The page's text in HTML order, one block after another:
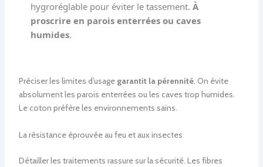
hygroréglable pour éviter le tassement. À
proscrire en parois enterrées ou caves
humides.
Préciser les limites d’usage garantit la pérennité. On évite
absolument les parois enterrées ou les caves trop humides.
Le coton préfère les environnements sains.
La résistance éprouvée au feu et aux insectes
Détailler les traitements rassure sur la sécurité. Les fibres